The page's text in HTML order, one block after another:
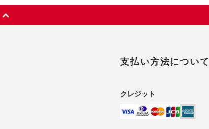
支払い方法について
クレジット